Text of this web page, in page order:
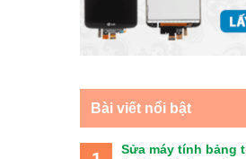
Bài viết nổi bật
Sửa máy tính bảng